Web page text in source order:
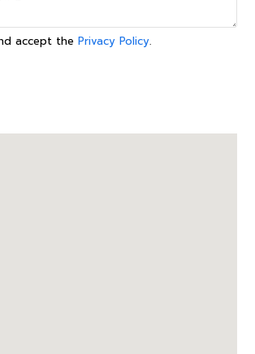
accept thePrivacy Policy.